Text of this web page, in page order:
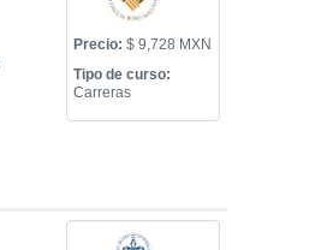
Precio: $ 9,728 MXN
Tipo de curso:
Carreras